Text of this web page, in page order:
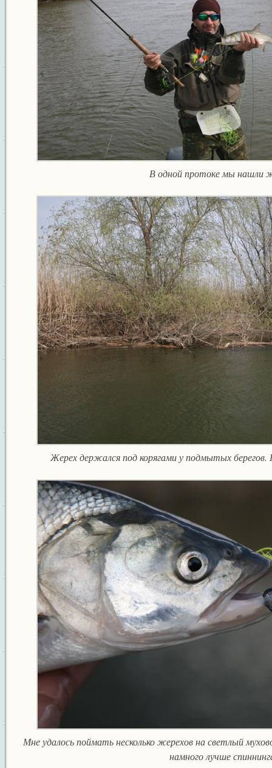
В одной протоке мы нашли
Жерех держался под корягами у подмытых берегов.
Мне удалось поймать несколько жерехов на светлый
намного лучше